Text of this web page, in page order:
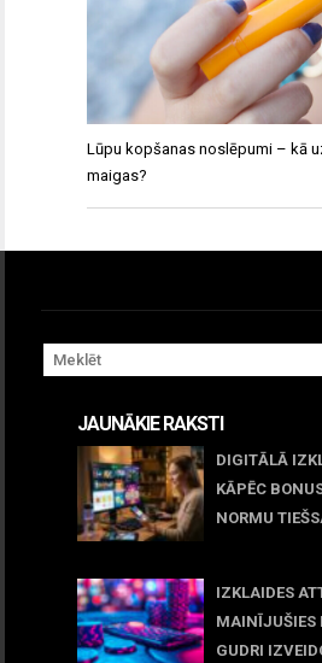
Lūpu kopšanas noslēpumi – kā
maigas?
JAUNĀKIE RAKSTI
DIGITĀLĀ
KĀPĒC
NORMU
IZKLAIDES
MAINĪJUŠIES
GUDRI